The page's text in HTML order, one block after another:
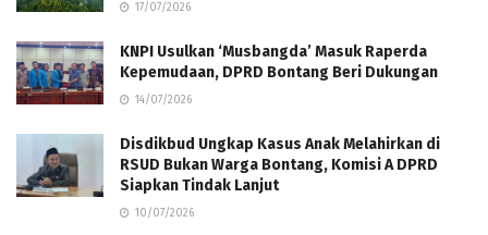
17/07/2026
KNPI Usulkan ‘Musbangda’ Masuk Raperda
Kepemudaan, DPRD Bontang Beri Dukungan
14/07/2026
Disdikbud Ungkap Kasus Anak Melahirkan di
RSUD Bukan Warga Bontang, Komisi A DPRD
Siapkan Tindak Lanjut
10/07/2026